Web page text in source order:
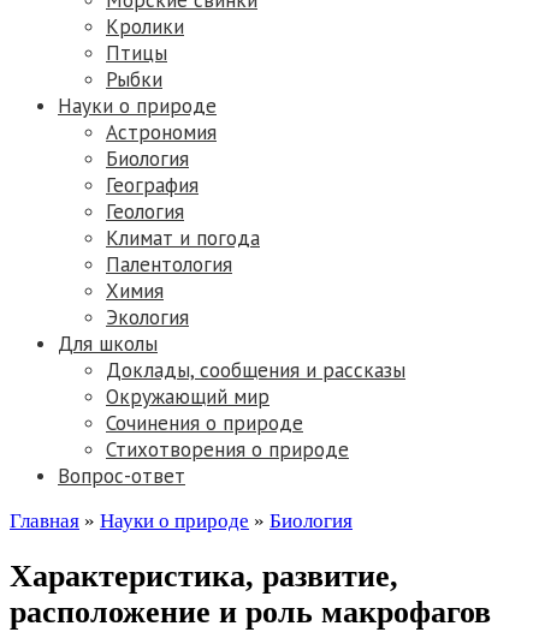
Кролики
Птицы
Рыбки
Науки о природе
Астрономия
Биология
География
Геология
Климат и погода
Палентология
Химия
Экология
Для школы
Доклады, сообщения и рассказы
Окружающий мир
Сочинения о природе
Стихотворения о природе
Вопрос-ответ
Главная » Науки о природе » Биология
Характеристика, развитие,
расположение и роль макрофагов